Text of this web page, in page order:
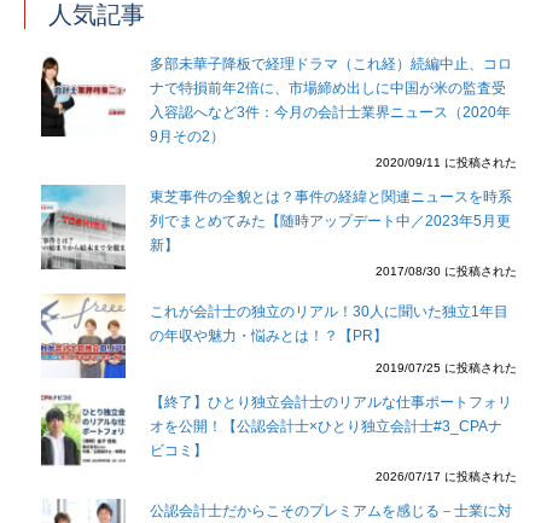
人気記事
多部未華子降板で経理ドラマ（これ経）続編中止、コロ
ナで特損前年2倍に、市場締め出しに中国が米の監査受
入容認へなど3件：今月の会計士業界ニュース（2020年
9月その2）
2020/09/11 に投稿された
東芝事件の全貌とは？事件の経緯と関連ニュースを時系
列でまとめてみた【随時アップデート中／2023年5月更
新】
2017/08/30 に投稿された
これが会計士の独立のリアル！30人に聞いた独立1年目
の年収や魅力・悩みとは！？【PR】
2019/07/25 に投稿された
【終了】ひとり独立会計士のリアルな仕事ポートフォリ
オを公開！【公認会計士×ひとり独立会計士#3_CPAナ
ビコミ】
2026/07/17 に投稿された
公認会計士だからこそのプレミアムを感じる－士業に対